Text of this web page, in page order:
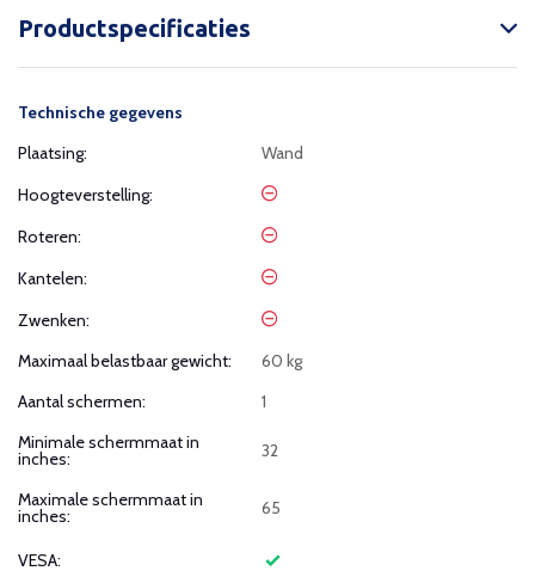
Productspecificaties
Technische gegevens
Plaatsing:
Wand
Hoogteverstelling:
Roteren:
Kantelen:
Zwenken:
Maximaal belastbaar gewicht:
60 kg
Aantal schermen:
1
Minimale schermmaat in
inches: 32
Maximale schermmaat in
inches: 65
VESA: